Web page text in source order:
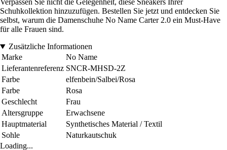
Verpassen Sie nicht die Gelegenheit, diese Sneakers Ihrer
Schuhkollektion hinzuzufügen. Bestellen Sie jetzt und entdecken Sie
selbst, warum die Damenschuhe No Name Carter 2.0 ein Must-Have
für alle Frauen sind.
Zusätzliche Informationen
Marke
No Name
Lieferantenreferenz SNCR-MHSD-2Z
Farbe
elfenbein/Salbei/Rosa
Farbe
Rosa
Geschlecht
Frau
Altersgruppe
Erwachsene
Hauptmaterial
Synthetisches Material / Textil
Sohle
Naturkautschuk
Loading...